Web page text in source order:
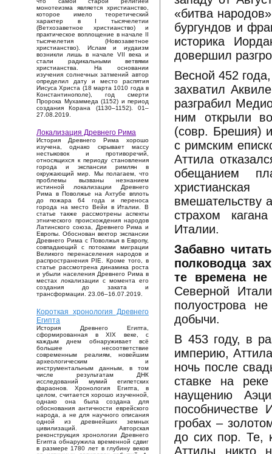
монотеизма является христианство,
которое имело теоретический
характер в I тысячелетии
(Ветхозаветное христианство) и
практическое воплощение в начале II
тысячелетия (Новозаветное
христианство). Ислам и иудаизм
возникли лишь в начале VII века и
стали радикальными ветвями
христианства. На основании
изучения солнечных затмений автор
определил дату и место распятия
Иисуса Христа (18 марта 1010 года в
Константинополе), год смерти
Пророка Мухаммеда (1152) и период
создания Корана (1130–1152). 01–
27.08.2019.
Локализация Древнего Рима
История Древнего Рима хорошо
изучена, однако скрывает массу
нестыковок и противоречий,
относящихся к периоду становления
города и экспансии римлян в
окружающий мир. Мы полагаем, что
проблемы вызваны незнанием
истинной локализации Древнего
Рима в Поволжье на Ахтубе вплоть
до пожара 64 года и переноса
города на место Вейи в Италии. В
статье также рассмотрены аспекты
этнического происхождения народов
Латинского союза, Древнего Рима и
Европы. Обоснован вектор экспансии
Древнего Рима с Поволжья в Европу,
совпадающий с потоками миграции
Великого перенаселения народов и
распространения PIE. Кроме того, в
статье рассмотрена динамика роста
и убыли населения Древнего Рима в
местах локализации с момента его
создания до заката и
трансформации. 23.06–16.07.2019.
Короткая хронология Древнего
Египта
История Древнего Египта,
сформированная в XIX веке, с
каждым днем обнаруживает всё
большее несоответствие
современным реалиям, новейшим
археологическим и
инструментальным данным, в том
числе результатам ДНК
исследований мумий египетских
фараонов. Хронология Египта, в
целом, считается хорошо изученной,
однако она была создана для
обоснования античности еврейского
народа, а не для научного описания
одной из древнейших земных
цивилизаций. Авторская
реконструкция хронологии Древнего
Египта обнаружила временной сдвиг
в размере 1780 лет в глубину веков
«битва
бургундов и
историка
довершил
Весной 452
захватил
разграбил
ним открыли
(совр. Брешия)
с римским
Аттила
обещанием
вмешательству
страхом
Италии.
Забавно
полководца
те времена не
Северной
полуострова
добычи.
В 453 году, в
империю,
ночь после
ставке на
наущению
гробах –
до сих пор. Те,
Аттилы никто